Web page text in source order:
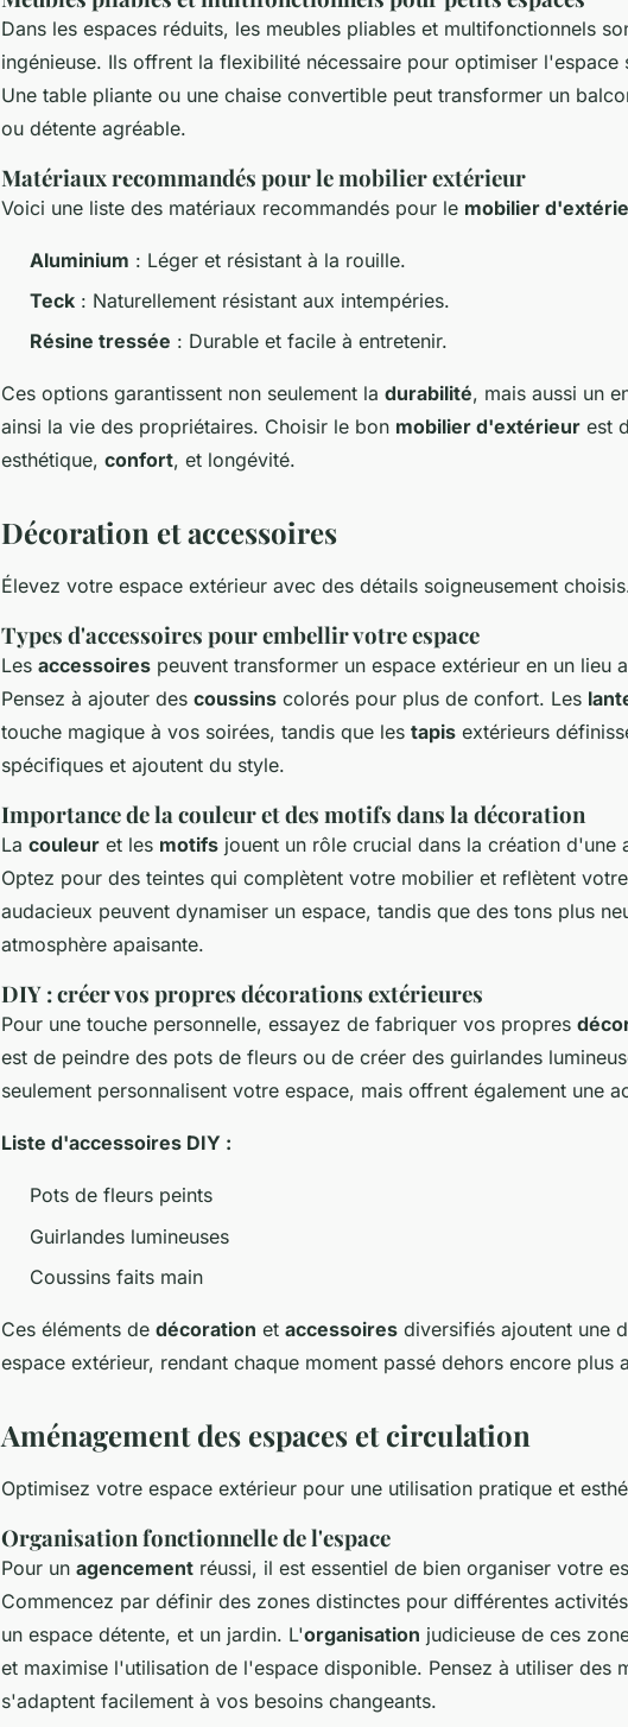
Dans les espaces réduits, les meubles pliables et multifonctionnels
ingénieuse. Ils offrent la flexibilité nécessaire pour optimiser l'espace
Une table pliante ou une chaise convertible peut transformer un
ou détente agréable.
Matériaux recommandés pour le mobilier extérieur
Voici une liste des matériaux recommandés pour le mobilier
Aluminium : Léger et résistant à la rouille.
Teck : Naturellement résistant aux intempéries.
Résine tressée : Durable et facile à entretenir.
Ces options garantissent non seulement la durabilité, mais aussi un
ainsi la vie des propriétaires. Choisir le bon mobilier d'extérieur est
esthétique, confort, et longévité.
Décoration et accessoires
Élevez votre espace extérieur avec des détails soigneusement
Types d'accessoires pour embellir votre espace
Les accessoires peuvent transformer un espace extérieur en un lieu
Pensez à ajouter des coussins colorés pour plus de confort. Les
touche magique à vos soirées, tandis que les tapis extérieurs
spécifiques et ajoutent du style.
Importance de la couleur et des motifs dans la décoration
La couleur et les motifs jouent un rôle crucial dans la création d'une
Optez pour des teintes qui complètent votre mobilier et reflètent
audacieux peuvent dynamiser un espace, tandis que des tons plus
atmosphère apaisante.
DIY : créer vos propres décorations extérieures
Pour une touche personnelle, essayez de fabriquer vos propres
est de peindre des pots de fleurs ou de créer des guirlandes
seulement personnalisent votre espace, mais offrent également une
Liste d'accessoires DIY :
Pots de fleurs peints
Guirlandes lumineuses
Coussins faits main
Ces éléments de décoration et accessoires diversifiés ajoutent une
espace extérieur, rendant chaque moment passé dehors encore plus
Aménagement des espaces et circulation
Optimisez votre espace extérieur pour une utilisation pratique et
Organisation fonctionnelle de l'espace
Pour un agencement réussi, il est essentiel de bien organiser votre
Commencez par définir des zones distinctes pour différentes
un espace détente, et un jardin. L'organisation judicieuse de ces
et maximise l'utilisation de l'espace disponible. Pensez à utiliser des
s'adaptent facilement à vos besoins changeants.